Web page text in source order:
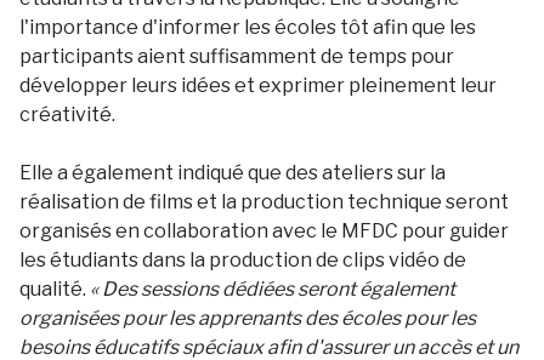
l'importance d'informer les écoles tôt afin que les
participants aient suffisamment de temps pour
développer leurs idées et exprimer pleinement leur
créativité.
Elle a également indiqué que des ateliers sur la
réalisation de films et la production technique seront
organisés en collaboration avec le MFDC pour guider
les étudiants dans la production de clips vidéo de
qualité. « Des sessions dédiées seront également
organisées pour les apprenants des écoles pour les
besoins éducatifs spéciaux afin d'assurer un accès et un